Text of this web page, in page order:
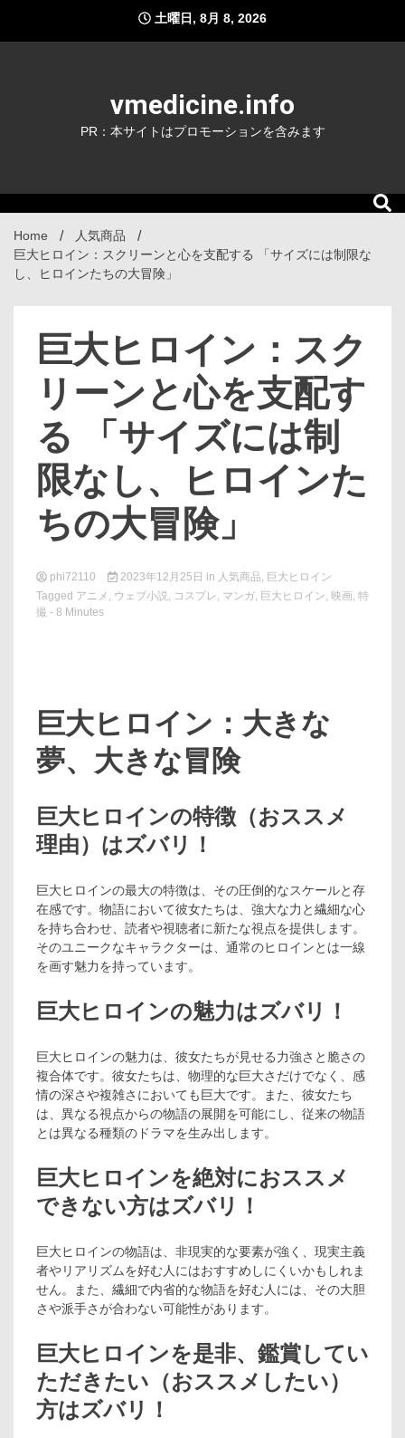
content
土曜日, 8月 8, 2026
vmedicine.info
PR：本サイトはプロモーションを含みます
Home
人気商品
巨大ヒロイン：スクリーンと心を支配する 「サイズには制限な
し、ヒロインたちの大冒険」
巨大ヒロイン：スク
リーンと心を支配す
る 「サイズには制
限なし、ヒロインた
ちの大冒険」
phi72110 2023年12月25日 in 人気商品, 巨大ヒロイン
Tagged アニメ , ウェブ小説, コスプレ, マンガ, 巨大ヒロイン, 映画, 特
撮 - 8 Minutes
巨大ヒロイン：大きな
夢、大きな冒険
巨大ヒロインの特徴（おススメ
理由）はズバリ！
巨大ヒロインの最大の特徴は、その圧倒的なスケールと存
在感です。物語において彼女たちは、強大な力と繊細な心
を持ち合わせ、読者や視聴者に新たな視点を提供します。
そのユニークなキャラクターは、通常のヒロインとは一線
を画す魅力を持っています。
巨大ヒロインの魅力はズバリ！
巨大ヒロインの魅力は、彼女たちが見せる力強さと脆さの
複合体です。彼女たちは、物理的な巨大さだけでなく、感
情の深さや複雑さにおいても巨大です。また、彼女たち
は、異なる視点からの物語の展開を可能にし、従来の物語
とは異なる種類のドラマを生み出します。
巨大ヒロインを絶対におススメ
できない方はズバリ！
巨大ヒロインの物語は、非現実的な要素が強く、現実主義
者やリアリズムを好む人にはおすすめしにくいかもしれま
せん。また、繊細で内省的な物語を好む人には、その大胆
さや派手さが合わない可能性があります。
巨大ヒロインを是非、鑑賞してい
ただきたい（おススメしたい）
方はズバリ！